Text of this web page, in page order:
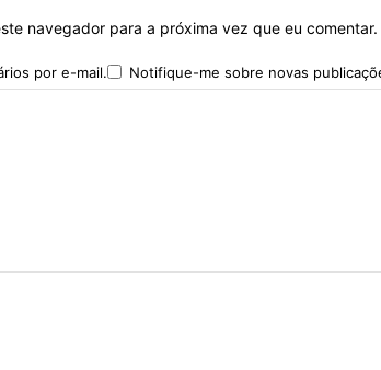
navegador para a próxima vez que eu comentar.
por e-mail. Notifique-me sobre novas